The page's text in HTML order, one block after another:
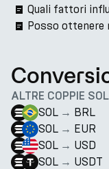
Quali fattori
Posso ottenere
ALTRE COPPIE SOL
SOL → BRL
SOL → EUR
SOL → USD
SOL → USDT